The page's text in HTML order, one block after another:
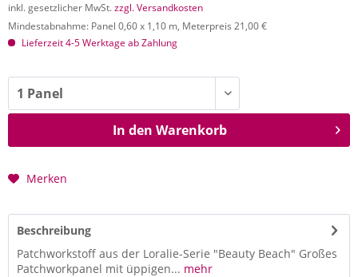
inkl. gesetzlicher MwSt.zzgl. Versandkosten
Mindestabnahme: Panel 0,60 x 1,10 m, Meterpreis 21,00 €
Lieferzeit 4-5 Werktage ab Zahlung
In den Warenkorb
Merken
Beschreibung
Patchworkstoff aus der Loralie-Serie "Beauty Beach" Großes
Patchworkpanel mit üppigen... mehr